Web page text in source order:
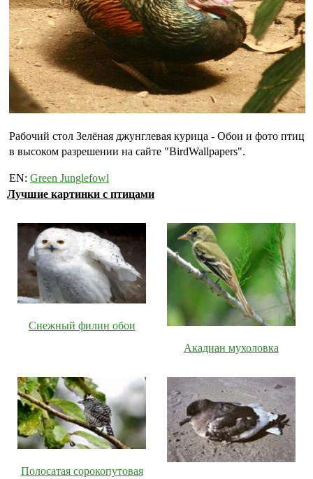
Рабочий стол Зелёная джунглевая курица - Обои и фото птиц
в высоком разрешении на сайте "BirdWallpapers".
EN: Green Junglefowl
Лучшие картинки с птицами
Снежный филин обои
Акадиан мухоловка
Полосатая сорокопутовая